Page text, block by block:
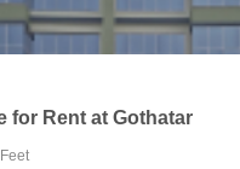
for Rent at Gothatar